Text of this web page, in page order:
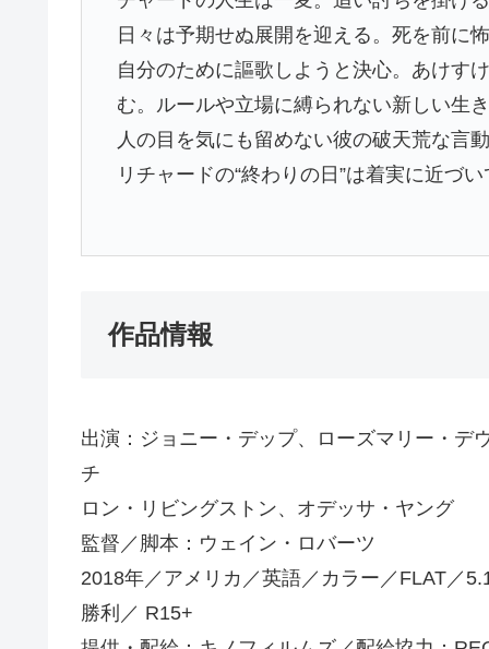
⽇々は予期せぬ展開を迎える。死を前に
⾃分のために謳歌しようと決⼼。あけす
む。ルールや⽴場に縛られない新しい⽣
⼈の⽬を気にも留めない彼の破天荒な⾔
リチャードの“終わりの⽇”は着実に近づ
作品情報
出演：ジョニー・デップ、ローズマリー・デ
チ
ロン・リビングストン、オデッサ・ヤング
監督／脚本：ウェイン・ロバーツ
2018年／アメリカ／英語／カラー／FLAT／
勝利／ R15+